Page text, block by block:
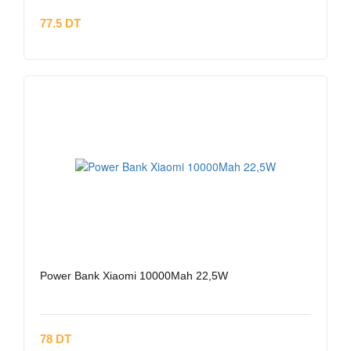
77.5 DT
Power Bank Xiaomi 10000Mah 22,5W
78 DT